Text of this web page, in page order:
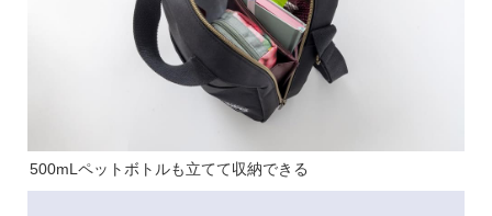
500mLペットボトルも立てて収納できる